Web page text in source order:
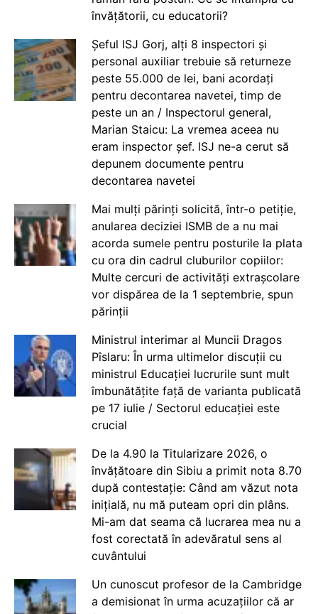
învățătorii, cu educatorii?
Șeful ISJ Gorj, alți 8 inspectori și
personal auxiliar trebuie să returneze
peste 55.000 de lei, bani acordați
pentru decontarea navetei, timp de
peste un an / Inspectorul general,
Marian Staicu: La vremea aceea nu
eram inspector șef. ISJ ne-a cerut să
depunem documente pentru
decontarea navetei
Mai mulți părinți solicită, într-o petiție,
anularea deciziei ISMB de a nu mai
acorda sumele pentru posturile la plata
cu ora din cadrul cluburilor copiilor:
Multe cercuri de activități extrașcolare
vor dispărea de la 1 septembrie, spun
părinții
Ministrul interimar al Muncii Dragos
Pîslaru: În urma ultimelor discuții cu
ministrul Educației lucrurile sunt mult
îmbunătățite față de varianta publicată
pe 17 iulie / Sectorul educației este
crucial
De la 4.90 la Titularizare 2026, o
învățătoare din Sibiu a primit nota 8.70
după contestație: Când am văzut nota
inițială, nu mă puteam opri din plâns.
Mi-am dat seama că lucrarea mea nu a
fost corectată în adevăratul sens al
cuvântului
Un cunoscut profesor de la Cambridge
a demisionat în urma acuzațiilor că ar